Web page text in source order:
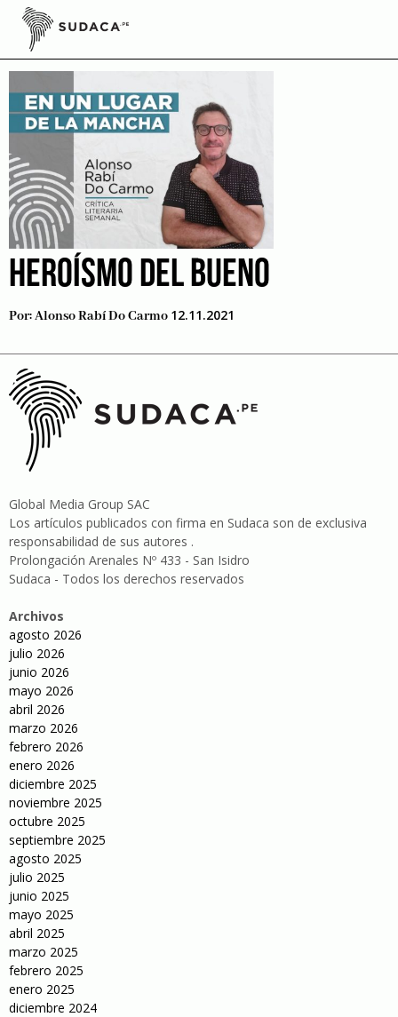
Skip
contentLibro Estación Final
HEROÍSMO DEL BUENO
Por:Alonso Rabí Do Carmo 12.11.2021
Global Media Group SAC
Los artículos publicados con firma en Sudaca son de exclusiva
responsabilidad de sus autores .
Prolongación Arenales Nº 433 - San Isidro
Sudaca - Todos los derechos reservados
Archivos
agosto 2026
julio 2026
junio 2026
mayo 2026
abril 2026
marzo 2026
febrero 2026
enero 2026
diciembre 2025
noviembre 2025
octubre 2025
septiembre 2025
agosto 2025
julio 2025
junio 2025
mayo 2025
abril 2025
marzo 2025
febrero 2025
enero 2025
diciembre 2024